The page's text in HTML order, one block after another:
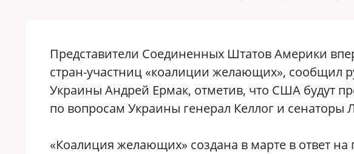
Представители Соединенных Штатов Америки
стран-участниц «коалиции желающих», сообщил
Украины Андрей Ермак, отметив, что США будут
по вопросам Украины генерал Келлог и
«Коалиция желающих» создана в марте в ответ